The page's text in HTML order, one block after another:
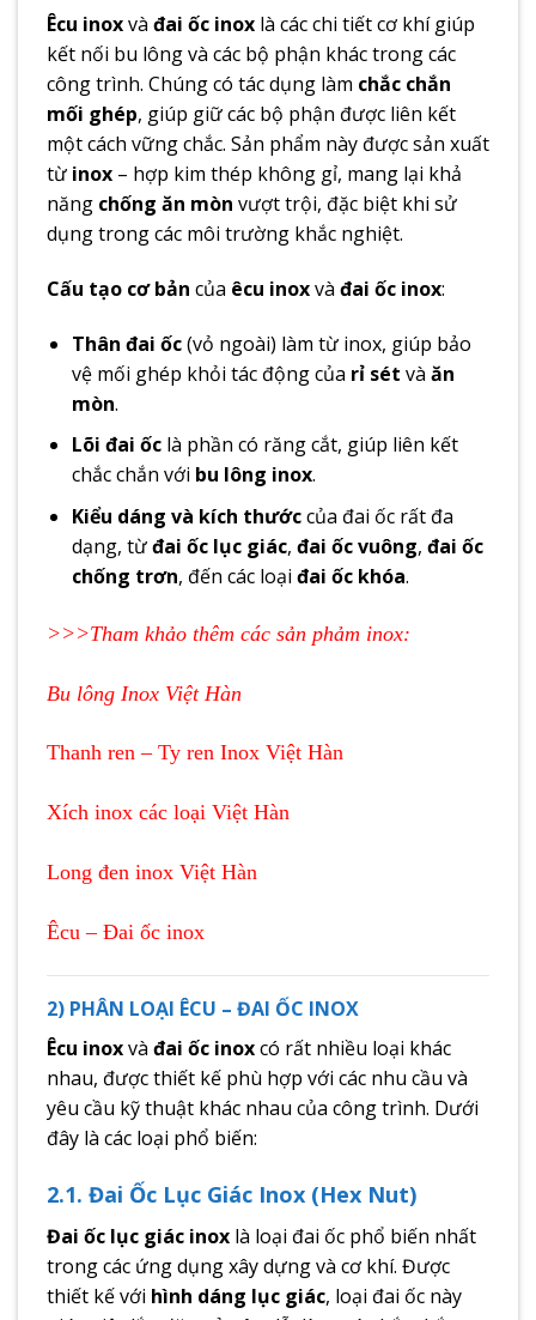
Êcu inoxvà đai ốc inox là các chi tiết cơ khí giúp
kết nối bu lông và các bộ phận khác trong các
công trình. Chúng có tác dụng làm chắc chắn
mối ghép, giúp giữ các bộ phận được liên kết
một cách vững chắc. Sản phẩm này được sản xuất
từ inox – hợp kim thép không gỉ, mang lại khả
năng chống ăn mòn vượt trội, đặc biệt khi sử
dụng trong các môi trường khắc nghiệt.
Cấu tạo cơ bản của êcu inoxvà đai ốc inox:
Thân đai ốc(vỏ ngoài) làm từ inox, giúp bảo
vệ mối ghép khỏi tác động của rỉ sét và ăn
mòn.
Lõi đai ốclà phần có răng cắt, giúp liên kết
chắc chắn với bu lông inox.
Kiểu dáng và kích thướccủa đai ốc rất đa
dạng, từđai ốc lục giác, đai ốc vuông, đai ốc
chống trơn, đến các loại đai ốc khóa.
>>>Tham khảo thêm các sản phảm inox:
Bu lông Inox Việt Hàn
Thanh ren – Ty ren Inox Việt Hàn
Xích inox các loại Việt Hàn
Long đen inox Việt Hàn
Êcu – Đai ốc inox
2) PHÂN LOẠI ÊCU – ĐAI ỐC INOX
Êcu inoxvà đai ốc inoxcó rất nhiều loại khác
nhau, được thiết kế phù hợp với các nhu cầu và
yêu cầu kỹ thuật khác nhau của công trình. Dưới
đây là các loại phổ biến:
2.1. Đai Ốc Lục Giác Inox (Hex Nut)
Đai ốc lục giác inox là loại đai ốc phổ biến nhất
trong các ứng dụng xây dựng và cơ khí. Được
thiết kế với hình dáng lục giác, loại đai ốc này